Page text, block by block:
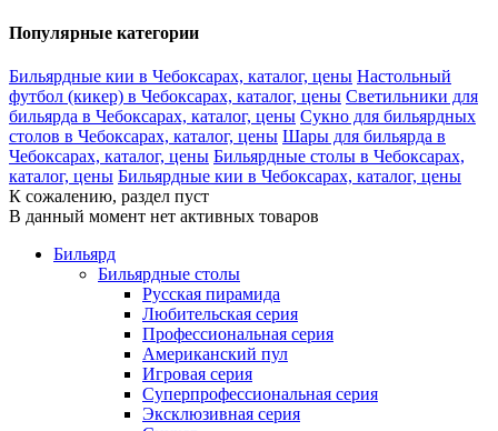
Популярные категории
Бильярдные кии в Чебоксарах, каталог, цены Настольный
футбол (кикер) в Чебоксарах, каталог, цены Светильники для
бильярда в Чебоксарах, каталог, цены Сукно для бильярдных
столов в Чебоксарах, каталог, цены Шары для бильярда в
Чебоксарах, каталог, цены Бильярдные столы в Чебоксарах,
каталог, цены Бильярдные кии в Чебоксарах, каталог, цены
К сожалению, раздел пуст
В данный момент нет активных товаров
Бильярд
Бильярдные столы
Русская пирамида
Любительская серия
Профессиональная серия
Американский пул
Игровая серия
Суперпрофессиональная серия
Эксклюзивная серия